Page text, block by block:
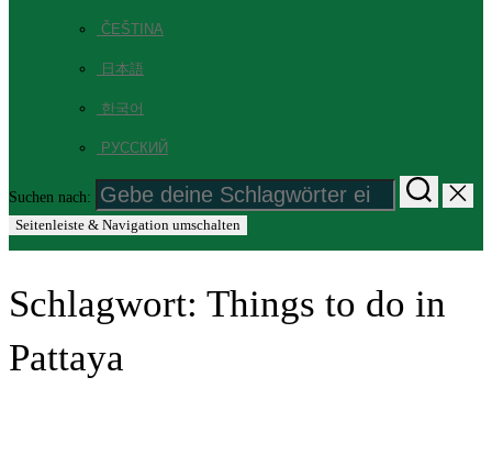
ČEŠTINA
日本語
한국어
РУССКИЙ
Suchen nach:
Seitenleiste & Navigation umschalten
Schlagwort: Things to do in
Pattaya